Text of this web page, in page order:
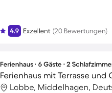
4.9 Exzellent (20 Bewertungen)
Ferienhaus ∙ 6 Gäste ∙ 2
Lobbe, Middelhagen,